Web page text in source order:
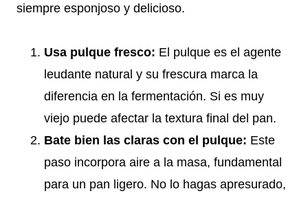
siempre esponjoso y delicioso.
Usa pulque fresco: El pulque es el agente
leudante natural y su frescura marca la
diferencia en la fermentación. Si es muy
viejo puede afectar la textura final del pan.
Bate bien las claras con el pulque: Este
paso incorpora aire a la masa, fundamental
para un pan ligero. No lo hagas apresurado,